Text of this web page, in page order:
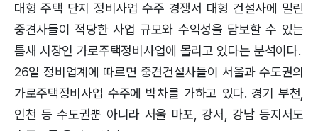
대형 주택 단지 정비사업 수주 경쟁서 대형 건설사에 밀린
중견사들이 적당한 사업 규모와 수익성을 담보할 수 있는
틈새 시장인 가로주택정비사업에 몰리고 있다는 분석이다.
26일 정비업계에 따르면 중견건설사들이 서울과 수도권의
가로주택정비사업 수주에 박차를 가하고 있다. 경기 부천,
인천 등 수도권뿐 아니라 서울 마포, 강서, 강남 등지서도